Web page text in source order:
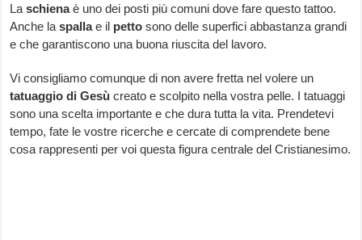
Laschienaè uno dei posti più comuni dove fare questo tattoo.
Anche laspallae il petto sono delle superfici abbastanza grandi
e che garantiscono una buona riuscita del lavoro.
Vi consigliamo comunque di non avere fretta nel volere un
tatuaggio di Gesù creato e scolpito nella vostra pelle. I tatuaggi
sono una scelta importante e che dura tutta la vita. Prendetevi
tempo, fate le vostre ricerche e cercate di comprendete bene
cosa rappresenti per voi questa figura centrale del Cristianesimo.